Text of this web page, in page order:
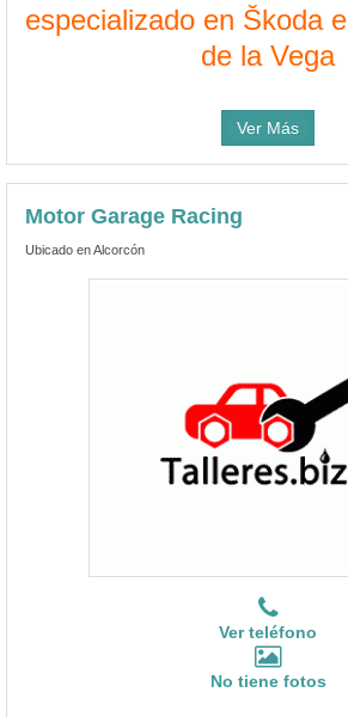
especializado en Škoda
de la Vega
Ver Más
Motor Garage Racing
Ubicado en Alcorcón
Ver teléfono
No tiene fotos